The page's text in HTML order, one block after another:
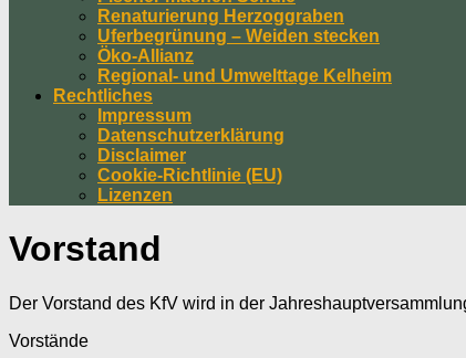
Renaturierung Herzoggraben
Uferbegrünung – Weiden stecken
Öko-Allianz
Regional- und Umwelttage Kelheim
Rechtliches
Impressum
Datenschutzerklärung
Disclaimer
Cookie-Richtlinie (EU)
Lizenzen
Vorstand
Der Vorstand des KfV wird in der
Vorstände